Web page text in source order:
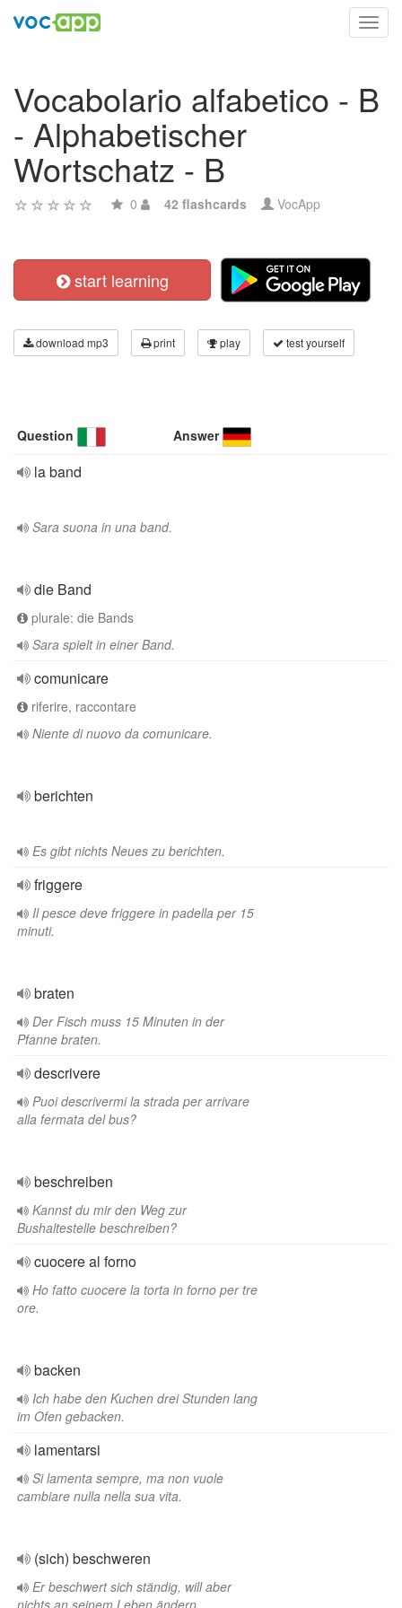
Vocabolario alfabetico - B
- Alphabetischer
Wortschatz - B
0 42 flashcards VocApp
start learning
download mp3 print play test yourself
Question Answer
la band
Sara suona in una band.
die Band
plurale: die Bands
Sara spielt in einer Band.
comunicare
riferire, raccontare
Niente di nuovo da comunicare.
berichten
Es gibt nichts Neues zu berichten.
friggere
Il pesce deve friggere in padella per 15
minuti.
braten
Der Fisch muss 15 Minuten in der
Pfanne braten.
descrivere
Puoi descrivermi la strada per arrivare
alla fermata del bus?
beschreiben
Kannst du mir den Weg zur
Bushaltestelle beschreiben?
cuocere al forno
Ho fatto cuocere la torta in forno per tre
ore.
backen
Ich habe den Kuchen drei Stunden lang
im Ofen gebacken.
lamentarsi
Si lamenta sempre, ma non vuole
cambiare nulla nella sua vita.
(sich) beschweren
Er beschwert sich ständig, will aber
nichts an seinem Leben ändern.